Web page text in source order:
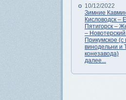
10/12/2022
Зимние
Кисловодск –
Пятигорск –
–
Прикумское
винодельни и
конезавода)
далее...